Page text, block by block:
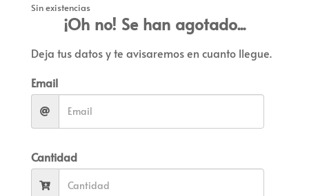
Sin existencias
¡Oh no! Se han agotado...
Deja tus datos y te avisaremos en cuanto llegue.
Email
Cantidad